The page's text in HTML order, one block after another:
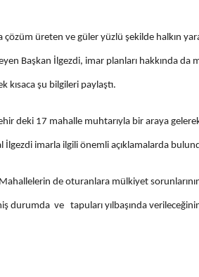
çözüm üreten ve güler yüzlü şekilde halkın
Başkan İlgezdi, imar planları hakkında da
kısaca şu bilgileri paylaştı.
deki 17 mahalle muhtarıyla bir araya
İlgezdi imarla ilgili önemli açıklamalarda
de oturanlara mülkiyet
durumda ve tapuları yılbaşında